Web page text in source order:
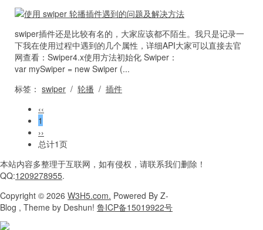
swiper插件还是比较有名的，大家应该都不陌生。我只是记录一
下我在使用过程中遇到的几个属性，详细API大家可以直接去官
网查看：Swiper4.x使用方法初始化 Swiper：
var mySwiper = new Swiper (...
标签： swiper / 轮播 / 插件
‹‹
1
››
总计1页
本站内容多整理于互联网， 如有侵权，请联系我们删除！
QQ:1209278955.
Copyright © 2026 W3H5.com. Powered By Z-
Blog , Theme by Deshun! 鲁ICP备15019922号